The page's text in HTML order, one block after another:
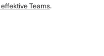
Teams.